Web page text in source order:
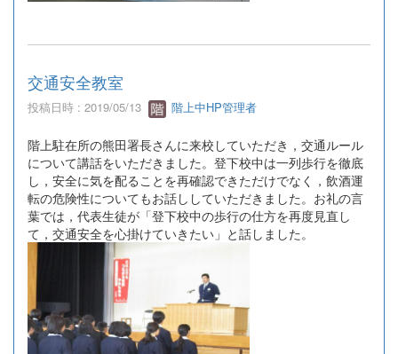
交通安全教室
投稿日時 : 2019/05/13 階上中HP管理者
階上駐在所の熊田署長さんに来校していただき，交通ルール
について講話をいただきました。登下校中は一列歩行を徹底
し，安全に気を配ることを再確認できただけでなく，飲酒運
転の危険性についてもお話ししていただきました。お礼の言
葉では，代表生徒が「登下校中の歩行の仕方を再度見直し
て，交通安全を心掛けていきたい」と話しました。